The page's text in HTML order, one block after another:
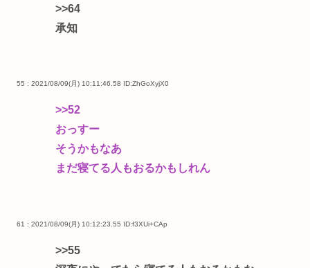
>>64
承知
55 : 2021/08/09(月) 10:11:46.58 ID:ZhGoXyjX0
>>52
おっすー
そうかもなあ
まだ寝てる人もおるかもしれん
61 : 2021/08/09(月) 10:12:23.55 ID:f3XUi+CAp
>>55